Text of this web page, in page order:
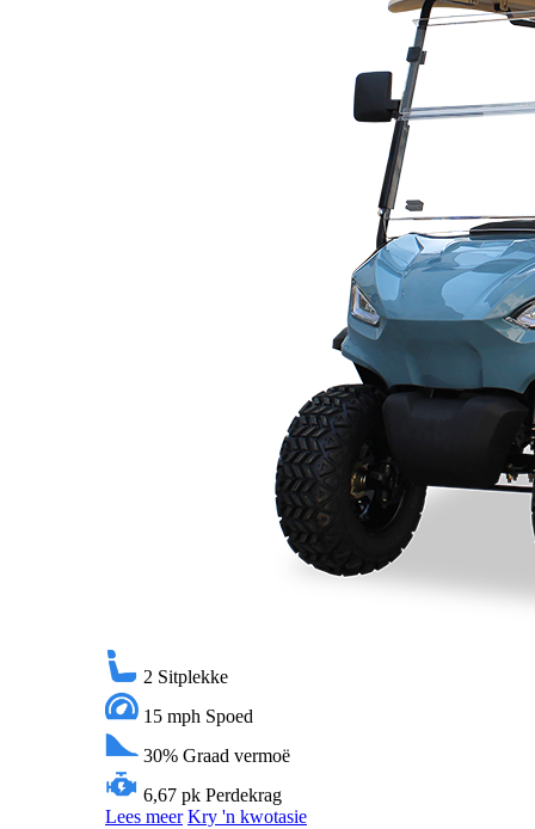
2 Sitplekke
15 mph Spoed
30% Graad vermoë
6,67 pk Perdekrag
Lees meer Kry 'n kwotasie